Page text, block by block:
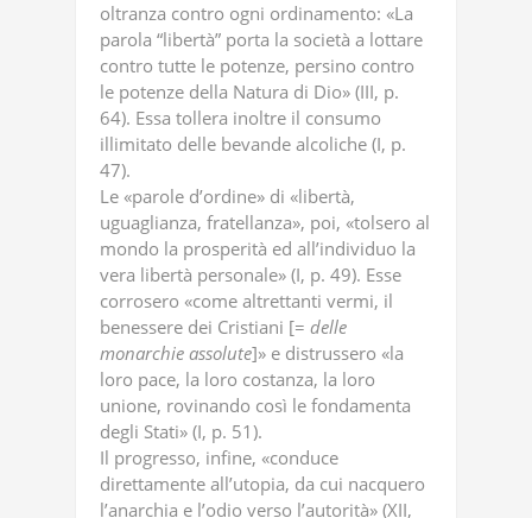
oltranza contro ogni ordinamento: «La
parola “libertà” porta la società a lottare
contro tutte le potenze, persino contro
le potenze della Natura di Dio» (III, p.
64). Essa tollera inoltre il consumo
illimitato delle bevande alcoliche (I, p.
47).
Le «parole d’ordine» di «libertà,
uguaglianza, fratellanza», poi, «tolsero al
mondo la prosperità ed all’individuo la
vera libertà personale» (I, p. 49). Esse
corrosero «come altrettanti vermi, il
benessere dei Cristiani [= delle
monarchie assolute]» e distrussero «la
loro pace, la loro costanza, la loro
unione, rovinando così le fondamenta
degli Stati» (I, p. 51).
Il progresso, infine, «conduce
direttamente all’utopia, da cui nacquero
l’anarchia e l’odio verso l’autorità» (XII,